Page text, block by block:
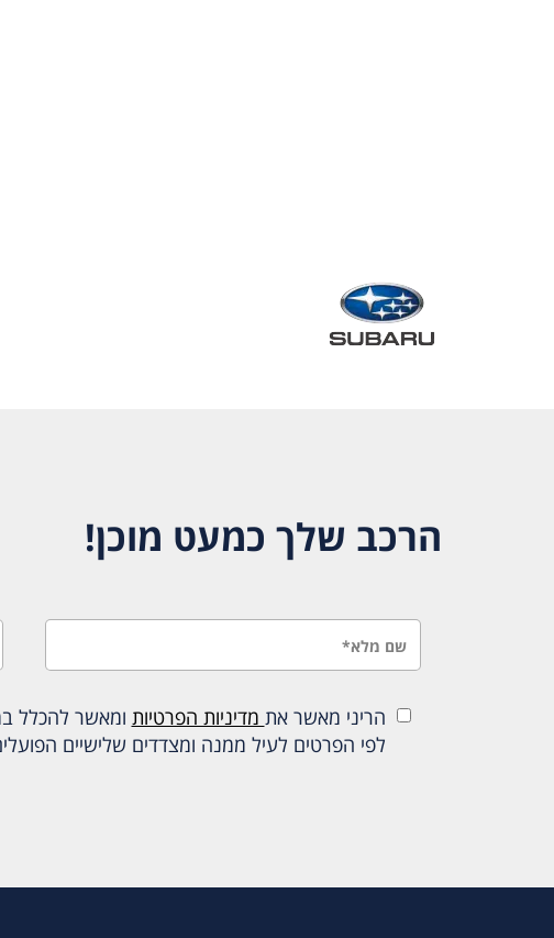
הרכב שלך כמעט מוכן!
הריני מאשר את מדיניות הפרטיות ומאשר להכלל
לפי הפרטים לעיל ממנה ומצדדים שלישיים